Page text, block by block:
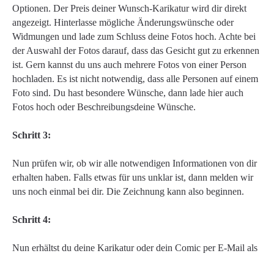
Optionen. Der Preis deiner Wunsch-Karikatur wird dir direkt
angezeigt. Hinterlasse mögliche Änderungswünsche oder
Widmungen und lade zum Schluss deine Fotos hoch. Achte bei
der Auswahl der Fotos darauf, dass das Gesicht gut zu erkennen
ist. Gern kannst du uns auch mehrere Fotos von einer Person
hochladen. Es ist nicht notwendig, dass alle Personen auf einem
Foto sind. Du hast besondere Wünsche, dann lade hier auch
Fotos hoch oder Beschreibungsdeine Wünsche.
Schritt 3:
Nun prüfen wir, ob wir alle notwendigen Informationen von dir
erhalten haben. Falls etwas für uns unklar ist, dann melden wir
uns noch einmal bei dir. Die Zeichnung kann also beginnen.
Schritt 4:
Nun erhältst du deine Karikatur oder dein Comic per E-Mail als